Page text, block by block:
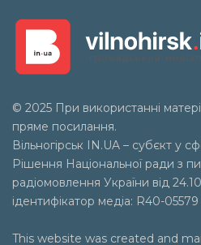
© 2025 При використанні
пряме посилання.
Вільногірськ IN.UA – субєкт у
Рішення Національної ради з
радіомовлення України від
ідентифікатор медіа: R40-05579
This website was created and